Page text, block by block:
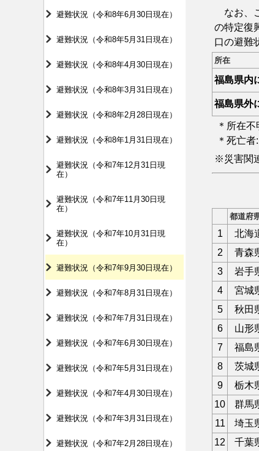
避難状況（令和8年6月30日現在）
避難状況（令和8年5月31日現在）
避難状況（令和8年4月30日現在）
避難状況（令和8年3月31日現在）
避難状況（令和8年2月28日現在）
避難状況（令和8年1月31日現在）
避難状況（令和7年12月31日現
在）
避難状況（令和7年11月30日現
在）
避難状況（令和7年10月31日現
在）
避難状況（令和7年9月30日現在）
避難状況（令和7年8月31日現在）
避難状況（令和7年7月31日現在）
避難状況（令和7年6月30日現在）
避難状況（令和7年5月31日現在）
避難状況（令和7年4月30日現在）
避難状況（令和7年3月31日現在）
避難状況（令和7年2月28日現在）
なお、
の特定復
口の避難
所在
福島県内
福島県外
＊所在不
＊死亡
※災害関
都道府
1 北海
2
青森
3
岩手
4
宮城
5
秋田
6
山形
7
福島
8
茨城
9
栃木
10
群馬
11
埼玉
12
千葉